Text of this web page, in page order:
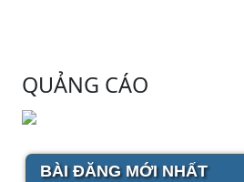
QUẢNG CÁO
BÀI ĐĂNG MỚI NHẤT